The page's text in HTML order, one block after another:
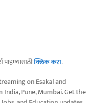
पाहण्यासाठीक्लिक करा.
on Esakal and
India, Pune, Mumbai. Get the